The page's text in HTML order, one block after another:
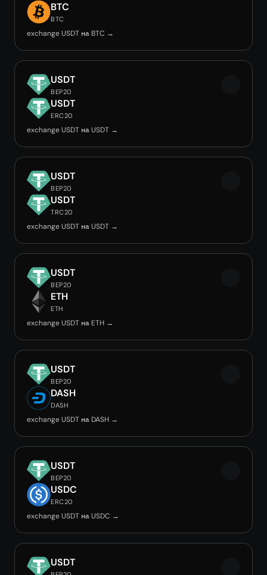
BTC
BTC
exchange USDT на BTC →
USDT
BEP20
USDT
ERC20
exchange USDT на USDT →
USDT
BEP20
USDT
TRC20
exchange USDT на USDT →
USDT
BEP20
ETH
ETH
exchange USDT на ETH →
USDT
BEP20
DASH
DASH
exchange USDT на DASH →
USDT
BEP20
USDC
ERC20
exchange USDT на USDC →
USDT